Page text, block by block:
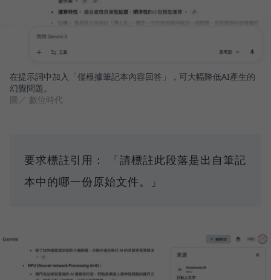
在提示詞中加入「僅根據筆記本內容回答」，可大幅降低AI產生的
幻覺問題。
圖／ 數位時代
要求標註引用： 「請標註此段落是出自筆記
本中的哪一份原始文件。」